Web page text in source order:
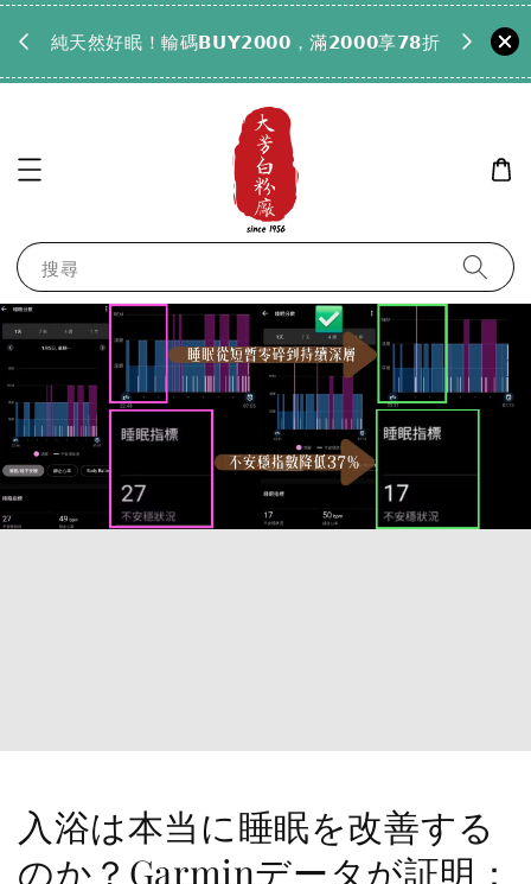
純天然好眠！輸碼𝗕𝗨𝗬𝟮𝟬𝟬𝟬，滿𝟮𝟬𝟬𝟬享𝟳𝟴折
搜尋
入浴は本当に睡眠を改善する
のか？Garminデータが証明：